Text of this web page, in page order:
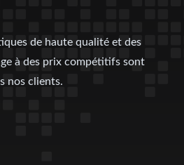
de haute qualité et des
à des prix compétitifs sont
nos clients.